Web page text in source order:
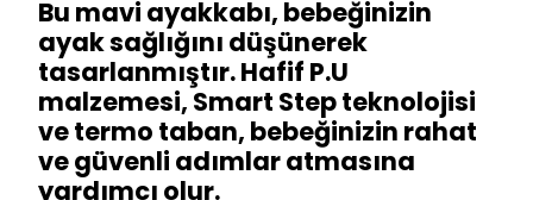
Bu mavi ayakkabı, bebeğinizin
ayak sağlığını düşünerek
tasarlanmıştır. Hafif P.U
malzemesi, Smart Step teknolojisi
ve termo taban, bebeğinizin rahat
ve güvenli adımlar atmasına
yardımcı olur.